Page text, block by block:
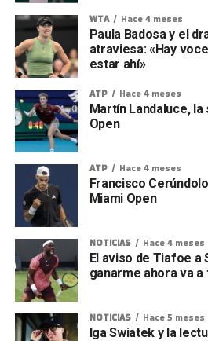
WTA Hace 4 meses
Paula Badosa y el
atraviesa: «Hay
estar ahí»
ATP Hace 4 meses
Martín Landaluce,
Open
ATP Hace 4 meses
Francisco
Miami Open
NOTICIAS Hace 4 meses
El aviso de Tiafoe a
ganarme ahora va
NOTICIAS Hace 5 meses
Iga Swiatek y la